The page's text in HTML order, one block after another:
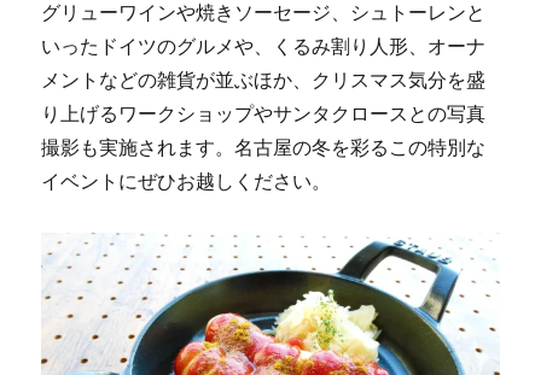
グリューワインや焼きソーセージ、シュトーレンと
いったドイツのグルメや、くるみ割り人形、オーナ
メントなどの雑貨が並ぶほか、クリスマス気分を盛
り上げるワークショップやサンタクロースとの写真
撮影も実施されます。名古屋の冬を彩るこの特別な
イベントにぜひお越しください。